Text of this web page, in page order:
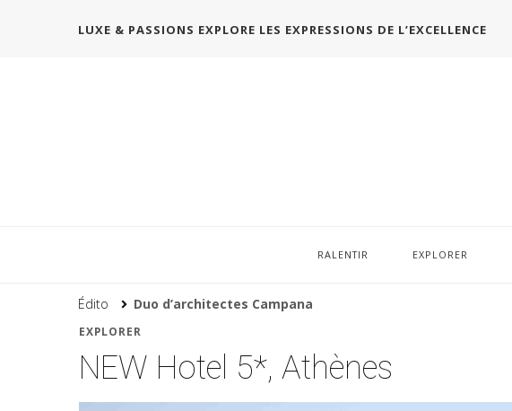
LUXE & PASSIONS EXPLORE LES EXPRESSIONS DE L’EXCELLENCE
RALENTIR EXPLORER
Édito Duo d’architectes Campana
EXPLORER
NEW Hotel 5*, Athènes